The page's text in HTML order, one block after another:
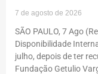
7 de agosto de 2026
SÃO PAULO, 7 Ago
Disponibilidade
julho, depois de ter
Fundação Getulio